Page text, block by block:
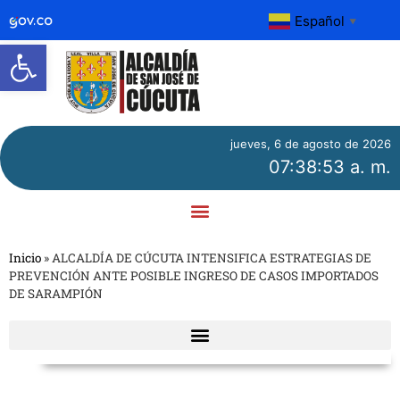
Abrir barra de herramientas
Español ▼
jueves, 6 de agosto de 2026
07:38:53 a. m.
Inicio » ALCALDÍA DE CÚCUTA INTENSIFICA ESTRATEGIAS DE
PREVENCIÓN ANTE POSIBLE INGRESO DE CASOS IMPORTADOS
DE SARAMPIÓN